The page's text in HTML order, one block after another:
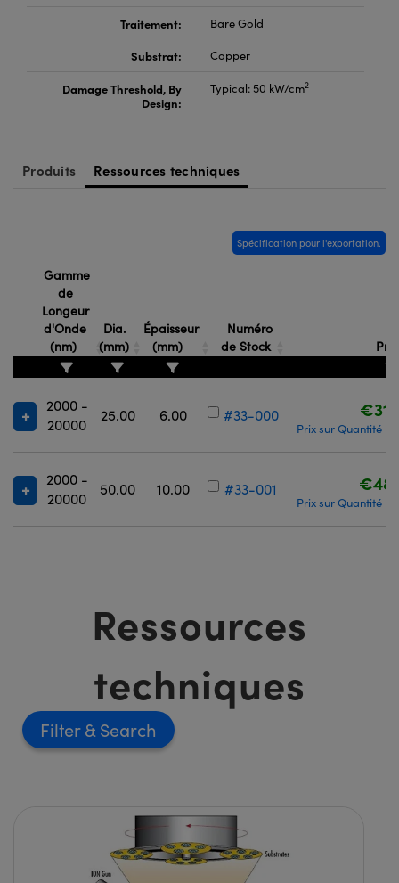
Traitement:
Bare Gold
Substrat:
Copper
Damage Threshold, By
Design:
Typical: 50 kW/cm2
Produits Ressources techniques
Spécification pour l'exportation.
Gamme
de
Longeur
d'Onde
(nm)
Dia.
(mm)
Épaisseur
(mm)
Numéro
de Stock
2000 -
20000
25.00 6.00 #33-000
Prix sur Quantité|
2000 -
20000
50.00 10.00 #33-001
Prix sur Quantité|
Ressources
techniques
Filter